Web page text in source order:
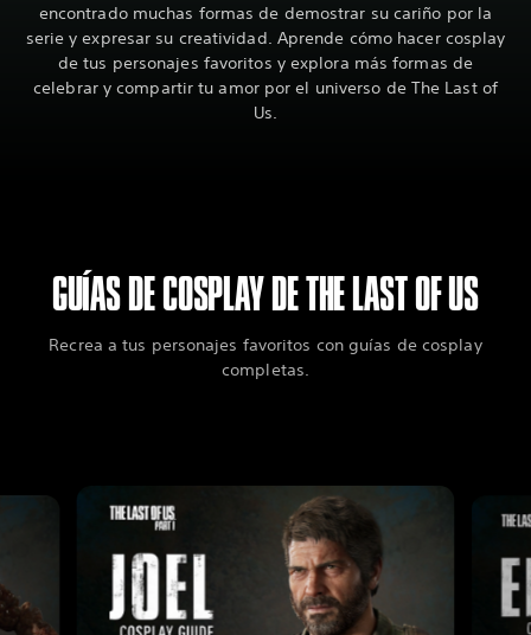
encontrado muchas formas de demostrar su cariño por la
serie y expresar su creatividad. Aprende cómo hacer cosplay
de tus personajes favoritos y explora más formas de
celebrar y compartir tu amor por el universo de The Last of
Us.
GUÍAS DE COSPLAY DE THE LAST OF US
Recrea a tus personajes favoritos con guías de cosplay
completas.